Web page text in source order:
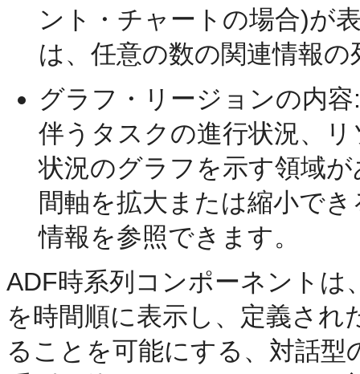
ント・チャートの場合)が
は、任意の数の関連情報
グラフ・リージョンの内
伴うタスクの進行状況、
状況のグラフを示す領域
間軸を拡大または縮小で
情報を参照できます。
ADF時系列コンポーネント
を時間順に表示し、定義され
ることを可能にする、対話